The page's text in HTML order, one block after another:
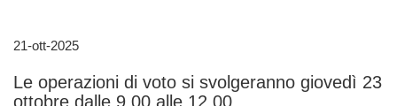
21-ott-2025
Le operazioni di voto si svolgeranno giovedì 23
ottobre dalle 9.00 alle 12.00.